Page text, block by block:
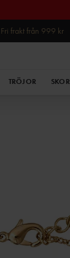
Fri frakt från 999 kr
TRÖJOR SKOR